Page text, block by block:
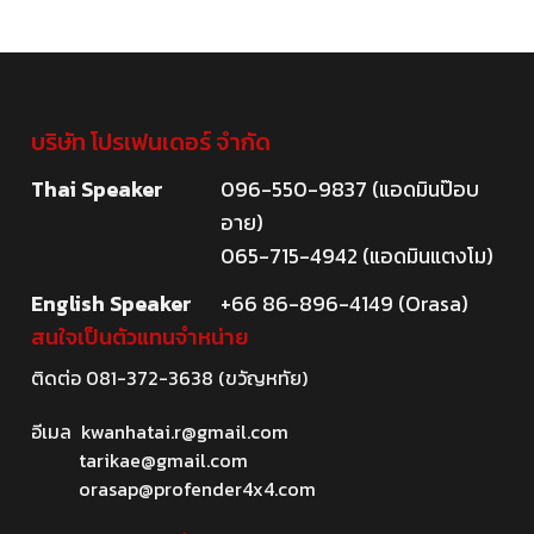
บริษัท โปรเฟนเดอร์ จำกัด
Thai Speaker
096-550-9837 (แอดมินป๊อบ
อาย)
065-715-4942 (แอดมินแตงโม)
English Speaker
+66 86-896-4149 (Orasa)
สนใจเป็นตัวแทนจำหน่าย
ติดต่อ 081-372-3638 (ขวัญหทัย)
อีเมล kwanhatai.r@gmail.com
tarikae@gmail.com
orasap@profender4x4.com